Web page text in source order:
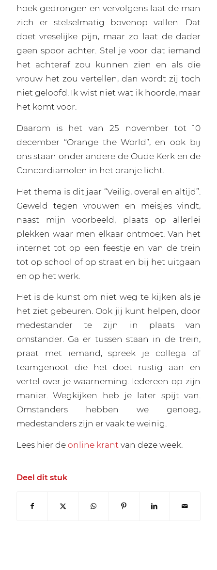
hoek gedrongen en vervolgens laat de man
zich er stelselmatig bovenop vallen. Dat
doet vreselijke pijn, maar zo laat de dader
geen spoor achter. Stel je voor dat iemand
het achteraf zou kunnen zien en als die
vrouw het zou vertellen, dan wordt zij toch
niet geloofd. Ik wist niet wat ik hoorde, maar
het komt voor.
Daarom is het van 25 november tot 10
december “Orange the World”, en ook bij
ons staan onder andere de Oude Kerk en de
Concordiamolen in het oranje licht.
Het thema is dit jaar “Veilig, overal en altijd”.
Geweld tegen vrouwen en meisjes vindt,
naast mijn voorbeeld, plaats op allerlei
plekken waar men elkaar ontmoet. Van het
internet tot op een feestje en van de trein
tot op school of op straat en bij het uitgaan
en op het werk.
Het is de kunst om niet weg te kijken als je
het ziet gebeuren. Ook jij kunt helpen, door
medestander te zijn in plaats van
omstander. Ga er tussen staan in de trein,
praat met iemand, spreek je collega of
teamgenoot die het doet rustig aan en
vertel over je waarneming. Iedereen op zijn
manier. Wegkijken heb je later spijt van.
Omstanders hebben we genoeg,
medestanders zijn er vaak te weinig.
Lees hier deonline krant van deze week.
Deel dit stuk